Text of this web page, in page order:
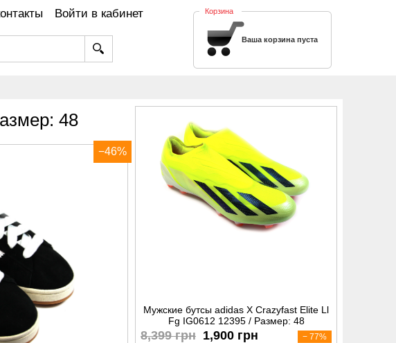
Войти в кабинет Корзина
Ваша корзина пуста
48
−46%
Мужские бутсы adidas X Crazyfast Elite Ll
Fg IG0612 12395 / Размер: 48
8,399 грн 1,900 грн
− 77%